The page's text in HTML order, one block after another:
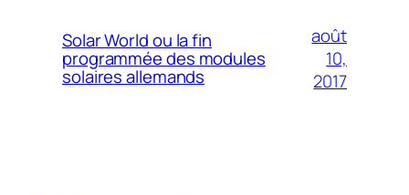
Solar World ou la fin
programmée des modules
solaires allemands
août
10,
2017